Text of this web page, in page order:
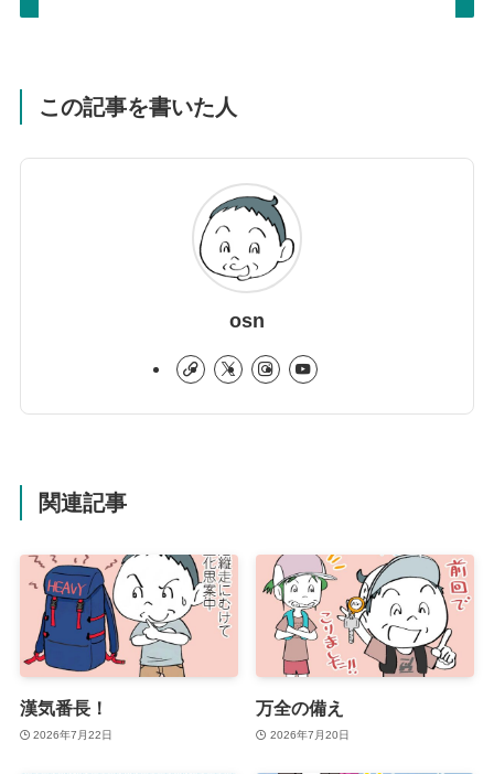
この記事を書いた人
osn
関連記事
漢気番長！
2026年7月22日
万全の備え
2026年7月20日